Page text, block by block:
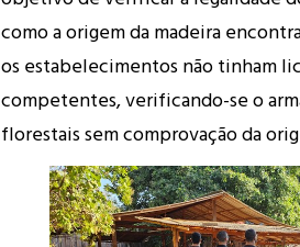
como a origem da madeira
os estabelecimentos não tinham
competentes, verificando-se o
florestais sem comprovação da